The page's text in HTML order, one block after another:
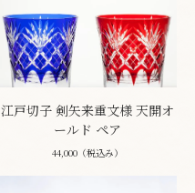
江戸切子 剣矢来重文様 天開オ
ールド ペア
44,000（税込み）